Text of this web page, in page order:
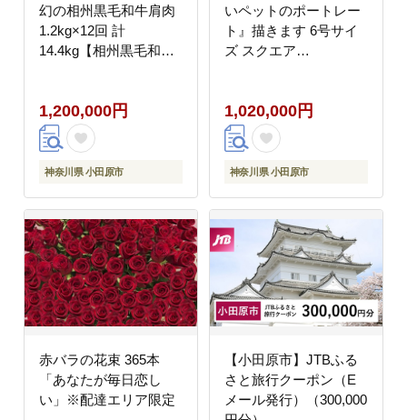
幻の相州黒毛和牛肩肉
1.2kg×12回 計
14.4kg【相州黒毛和牛
上質の脂 様々な料理に
ブランド牛 ブランド牛
肉 神奈川県 小田原市
】
1,200,000円
神奈川県 小田原市
いペットのポートレー
ト』描きます 6号サイ
ズ スクエア
泰 美術 作家
410×318mm スクエア
神奈川県 小田原市 】
1,020,000円
神奈川県 小田原市
赤バラの花束 365本
「あなたが毎日恋し
い」※配達エリア限定
【小田原市】JTBふる
さと旅行クーポン（E
メール発行）（300,000